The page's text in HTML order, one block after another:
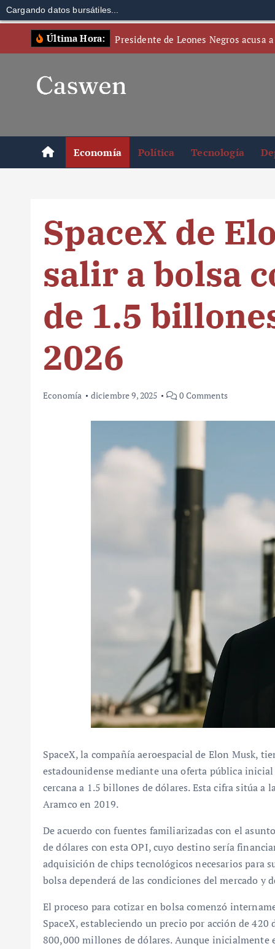
Cargando datos bursátiles...
Última Hora: Presidente de Leones Negros acusa
Economía Política Tecnología
SpaceX de
salir a bolsa
de 1.5
2026
Economía diciembre 9, 2025 0 Comments
SpaceX, la compañía aeroespacial de Elon Musk,
estadounidense mediante una oferta pública
cercana a 1.5 billones de dólares. Esta cifra sitúa a
Aramco en 2019.
De acuerdo con fuentes familiarizadas con el
de dólares con esta OPI, cuyo destino sería
adquisición de chips tecnológicos necesarios para
bolsa dependerá de las condiciones del mercado y
El proceso para cotizar en bolsa comenzó
SpaceX, estableciendo un precio por acción de
800,000 millones de dólares. Aunque inicialmente